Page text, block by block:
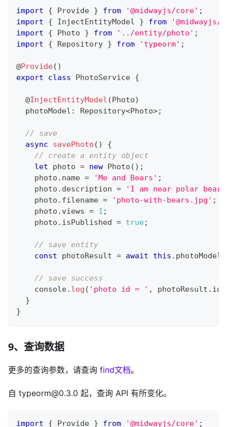
import { Provide } from '@midwayjs/core' ;
import
{ InjectEntityModel } from
'@midwayjs/
import
{ Photo } from '../entity/photo' ;
import
{ Repository } from 'typeorm' ;
@Provide( )
export
class PhotoService {
@InjectEntityModel (Photo)
  photoModel
: Repository<Photo>;
// save
async
savePhoto ( )
{
// create a entity object
let photo = new Photo ( ) ;
    photo
. name = 'Me and Bears' ;
    photo
. description =
'I am near polar
    photo
. filename = 'photo-with-bears.jpg' ;
    photo
. views = 1 ;
    photo
. isPublished = true;
// save entity
const photoResult = await this . photoModel
// save success
console. log ( 'photo id = ' , photoResult . id
}
}
9、查询数据
更多的查询参数，请查询 find文档。
自 typeorm@0.3.0 起，查询 API 有所变化。
import { Provide } from '@midwayjs/core' ;